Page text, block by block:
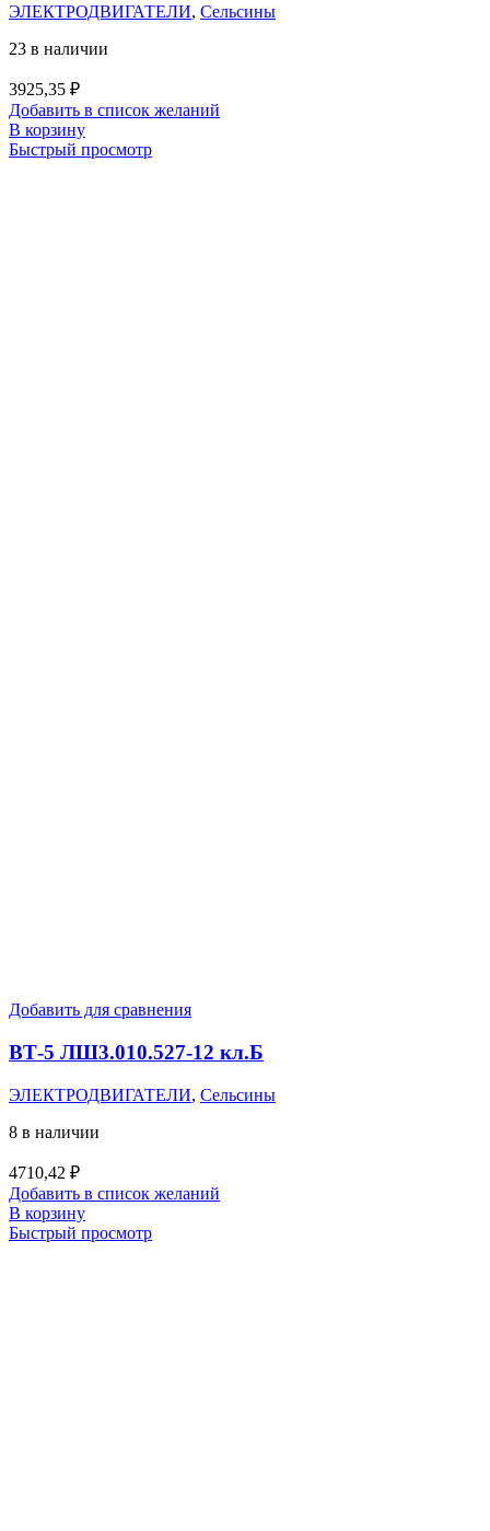
ЭЛЕКТРОДВИГАТЕЛИ, Сельсины
23 в наличии
3925,35 ₽
Добавить в список желаний
В корзину
Быстрый просмотр
Добавить для сравнения
ВТ-5 ЛШ3.010.527-12 кл.Б
ЭЛЕКТРОДВИГАТЕЛИ, Сельсины
8 в наличии
4710,42 ₽
Добавить в список желаний
В корзину
Быстрый просмотр